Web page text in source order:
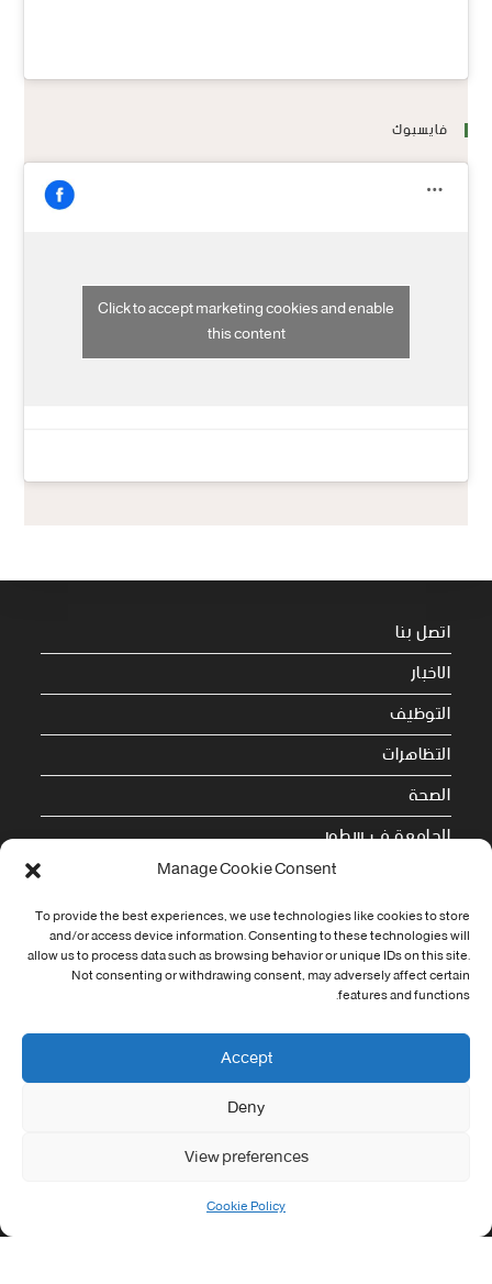
Manage Cookie Consent
To provide the best experiences, we use technologies like cookies to store
and/or access device information. Consenting to these technologies will
allow us to process data such as browsing behavior or unique IDs on this site.
Not consenting or withdrawing consent, may adversely affect certain
features and functions.
Accept
Deny
View preferences
Cookie Policy
فايسبوك
Click to accept marketing cookies and enable
this content
اتصل بنا
الاخبار
التوظيف
التظاهرات
الصحة
الجامعة في سطور
Cookie Policy (EU)
معلومات الاتصال
Address:
جامعة العربي التبسي طريق قسنطينة - تبسة
contact@univ-tebessa.dz